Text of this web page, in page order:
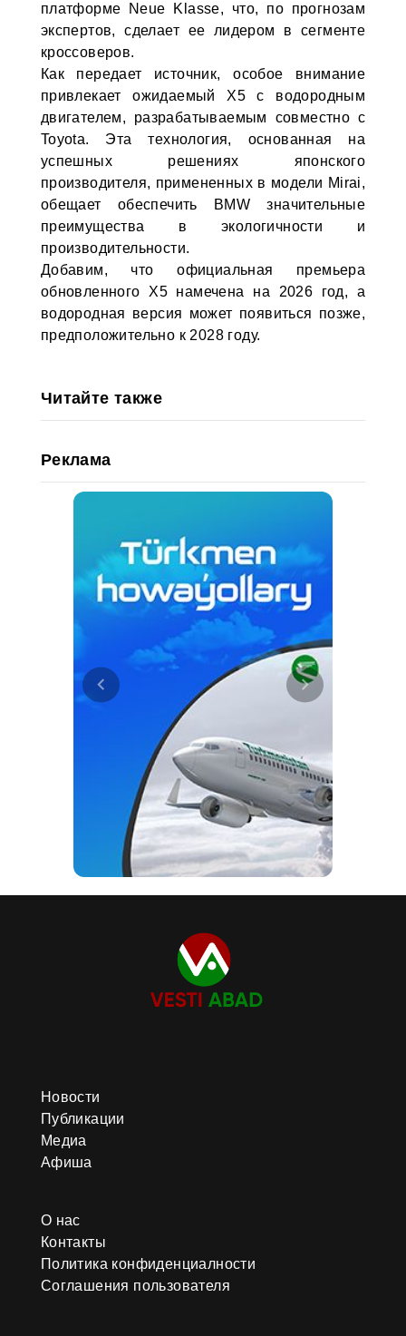
платформе Neue Klasse, что, по прогнозам
экспертов, сделает ее лидером в сегменте
кроссоверов.
Как передает источник, особое внимание
привлекает ожидаемый X5 с водородным
двигателем, разрабатываемым совместно с
Toyota. Эта технология, основанная на
успешных решениях японского
производителя, примененных в модели Mirai,
обещает обеспечить BMW значительные
преимущества в экологичности и
производительности.
Добавим, что официальная премьера
обновленного X5 намечена на 2026 год, а
водородная версия может появиться позже,
предположительно к 2028 году.
Читайте также
Реклама
Новости
Публикации
Медиа
Афиша
О нас
Контакты
Политика конфиденциалности
Соглашения пользователя